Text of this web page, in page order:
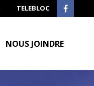
TELEBLOC
NOUS JOINDRE